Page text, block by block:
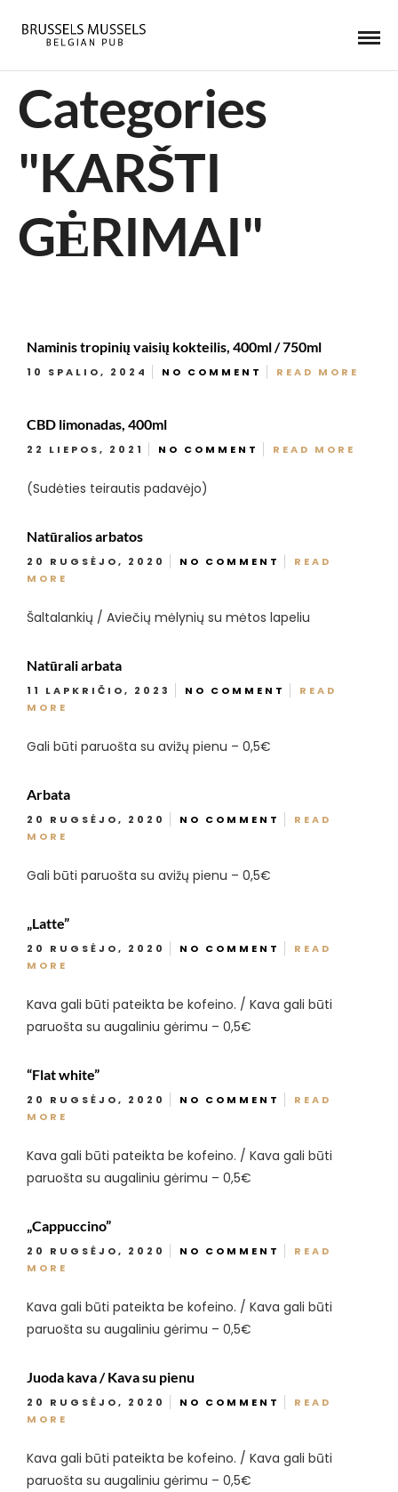
Categories
"KARŠTI
GĖRIMAI"
Naminis tropinių vaisių kokteilis, 400ml / 750ml
10 SPALIO, 2024 NO COMMENT READ MORE
CBD limonadas, 400ml
22 LIEPOS, 2021 NO COMMENT READ MORE
(Sudėties teirautis padavėjo)
Natūralios arbatos
20 RUGSĖJO, 2020 NO COMMENT
READ
MORE
Šaltalankių / Aviečių mėlynių su mėtos lapeliu
Natūrali arbata
11 LAPKRIČIO, 2023 NO COMMENT
READ
MORE
Gali būti paruošta su avižų pienu – 0,5€
Arbata
20 RUGSĖJO, 2020 NO COMMENT
READ
MORE
Gali būti paruošta su avižų pienu – 0,5€
„Latte”
20 RUGSĖJO, 2020 NO COMMENT
READ
MORE
Kava gali būti pateikta be kofeino. / Kava gali būti
paruošta su augaliniu gėrimu – 0,5€
“Flat white”
20 RUGSĖJO, 2020 NO COMMENT
READ
MORE
Kava gali būti pateikta be kofeino. / Kava gali būti
paruošta su augaliniu gėrimu – 0,5€
„Cappuccino”
20 RUGSĖJO, 2020 NO COMMENT
READ
MORE
Kava gali būti pateikta be kofeino. / Kava gali būti
paruošta su augaliniu gėrimu – 0,5€
Juoda kava / Kava su pienu
20 RUGSĖJO, 2020 NO COMMENT
READ
MORE
Kava gali būti pateikta be kofeino. / Kava gali būti
paruošta su augaliniu gėrimu – 0,5€